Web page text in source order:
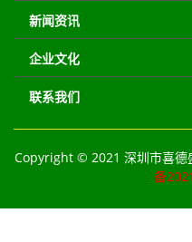
新闻资讯
企业文化
联系我们
Copyright © 2021 深圳市喜德
备